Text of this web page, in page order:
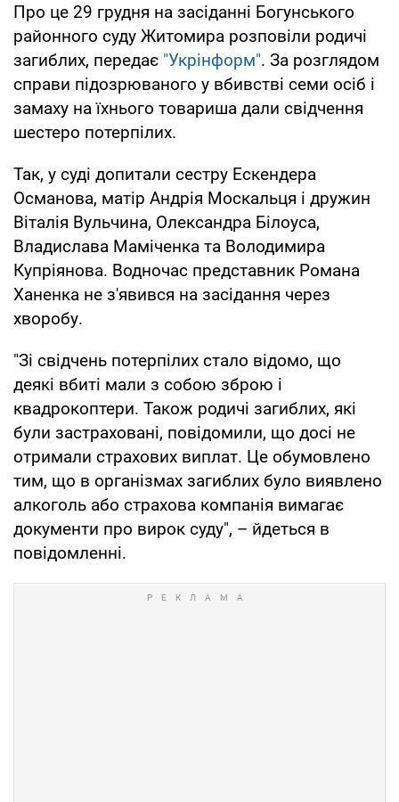
Про це 29 грудня на засіданні Богунського
районного суду Житомира розповіли родичі
загиблих, передає "Укрінформ". За розглядом
справи підозрюваного у вбивстві семи осіб і
замаху на їхнього товариша дали свідчення
шестеро потерпілих.
Так, у суді допитали сестру Ескендера
Османова, матір Андрія Москальця і дружин
Віталія Вульчина, Олександра Білоуса,
Владислава Маміченка та Володимира
Купріянова. Водночас представник Романа
Ханенка не з'явився на засідання через
хворобу.
"Зі свідчень потерпілих стало відомо, що
деякі вбиті мали з собою зброю і
квадрокоптери. Також родичі загиблих, які
були застраховані, повідомили, що досі не
отримали страхових виплат. Це обумовлено
тим, що в організмах загиблих було виявлено
алкоголь або страхова компанія вимагає
документи про вирок суду", – йдеться в
повідомленні.